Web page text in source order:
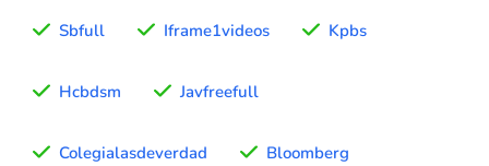
Sbfull Iframe1videos Kpbs
Hcbdsm Javfreefull
Colegialasdeverdad Bloomberg